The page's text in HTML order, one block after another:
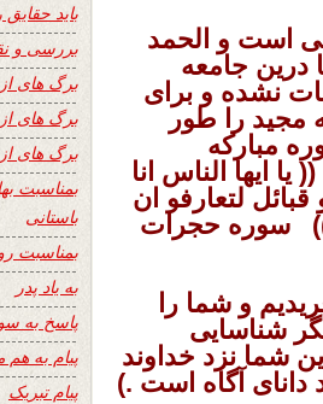
است و الحمد
درین جامعه
نشده و برای
مجید را طور
مبارکه
: (( یا ایها الناس انا
لتعارفو ان
)) سوره حجرات
و شما را
شناسایی
شما نزد خداوند
دانای آگاه است .)
باید
بررسی و
برگ های از
برگ های از
برگ های
بمناسبت
باستانی
بمناسبت
به یاد پدر
پاسخ به
پیام به هم
پیام تبریک